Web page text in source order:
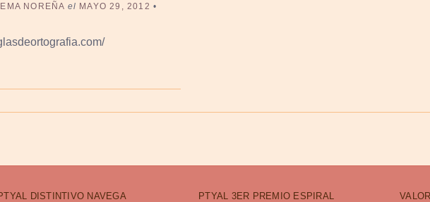
NOREÑA el MAYO 29, 2012 •
DISTINTIVO NAVEGA
PTYAL 3ER PREMIO ESPIRAL